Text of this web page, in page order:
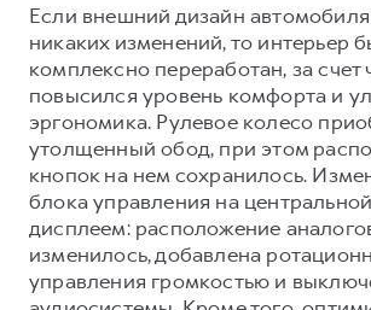
Если внешний дизайн
никаких изменений, то интерьер
комплексно переработан, за счет
повысился уровень комфорта и
эргономика. Рулевое колесо
утолщенный обод, при этом
кнопок на нем сохранилось.
блока управления на
дисплеем: расположение
изменилось, добавлена
управления громкостью и